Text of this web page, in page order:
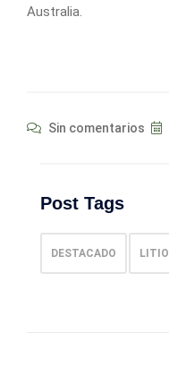
Australia.
Sin comentarios
Post Tags
DESTACADO LITIO